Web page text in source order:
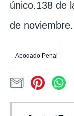
único.138 de
de
Abogado Penal